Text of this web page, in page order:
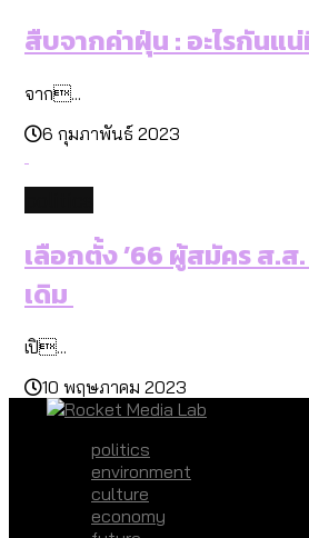
สืบจากค่าฝุ่น : อะไรกันแ
จาก...
6 กุมภาพันธ์ 2023
เลือกตั้ง ’66 ผู้สมัคร ส.
เดิม
เปิ...
10 พฤษภาคม 2023
politics
environment
culture
economy